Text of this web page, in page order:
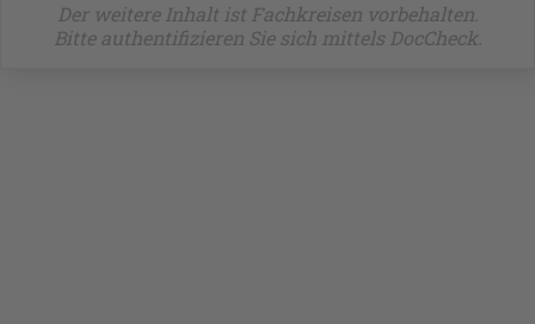
Der weitere Inhalt ist Fachkreisen vorbehalten.
Bitte authentifizieren Sie sich mittels DocCheck.